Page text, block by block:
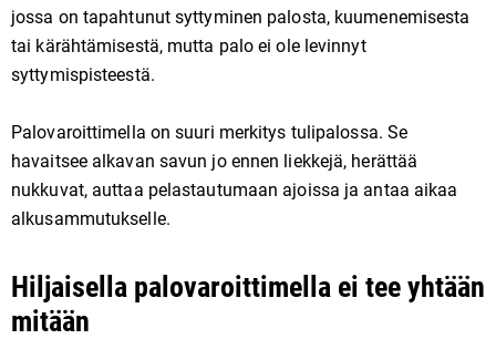
jossa on tapahtunut syttyminen palosta, kuumenemisesta
tai kärähtämisestä, mutta palo ei ole levinnyt
syttymispisteestä.
Palovaroittimella on suuri merkitys tulipalossa. Se
havaitsee alkavan savun jo ennen liekkejä, herättää
nukkuvat, auttaa pelastautumaan ajoissa ja antaa aikaa
alkusammutukselle.
Hiljaisella palovaroittimella ei tee yhtään
mitään